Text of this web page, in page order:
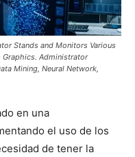
Stands and Monitors Various
Administrator
Mining, Neural Network,
en una
el uso de los
de tener la